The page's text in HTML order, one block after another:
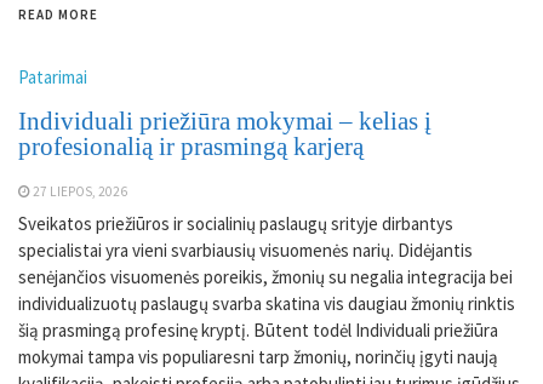
READ MORE
Patarimai
Individuali priežiūra mokymai – kelias į
profesionalią ir prasmingą karjerą
27 LIEPOS, 2026
Sveikatos priežiūros ir socialinių paslaugų srityje dirbantys
specialistai yra vieni svarbiausių visuomenės narių. Didėjantis
senėjančios visuomenės poreikis, žmonių su negalia integracija bei
individualizuotų paslaugų svarba skatina vis daugiau žmonių rinktis
šią prasmingą profesinę kryptį. Būtent todėl Individuali priežiūra
mokymai tampa vis populiaresni tarp žmonių, norinčių įgyti naują